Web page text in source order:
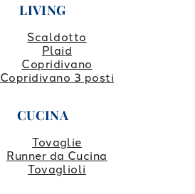
LIVING
Scaldotto
Plaid
Copridivano
Copridivano 3 posti
CUCINA
Tovaglie
Runner da Cucina
Tovaglioli